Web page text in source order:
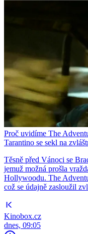
Proč uvidíme The
Tarantino se sekl na
Těsně před Vánoci se
jemuž možná prošla
Hollywoodu. The
což se údajně zasloužil
Kinobox.cz
dnes, 09:05